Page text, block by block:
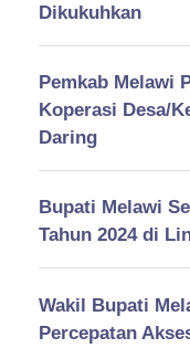
Dikukuhkan
Pemkab Melawi
Koperasi Desa/
Daring
Bupati Melawi
Tahun 2024 di
Wakil Bupati
Percepatan